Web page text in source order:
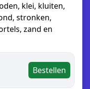
klei, kluiten,
stronken,
zand en
Bestellen